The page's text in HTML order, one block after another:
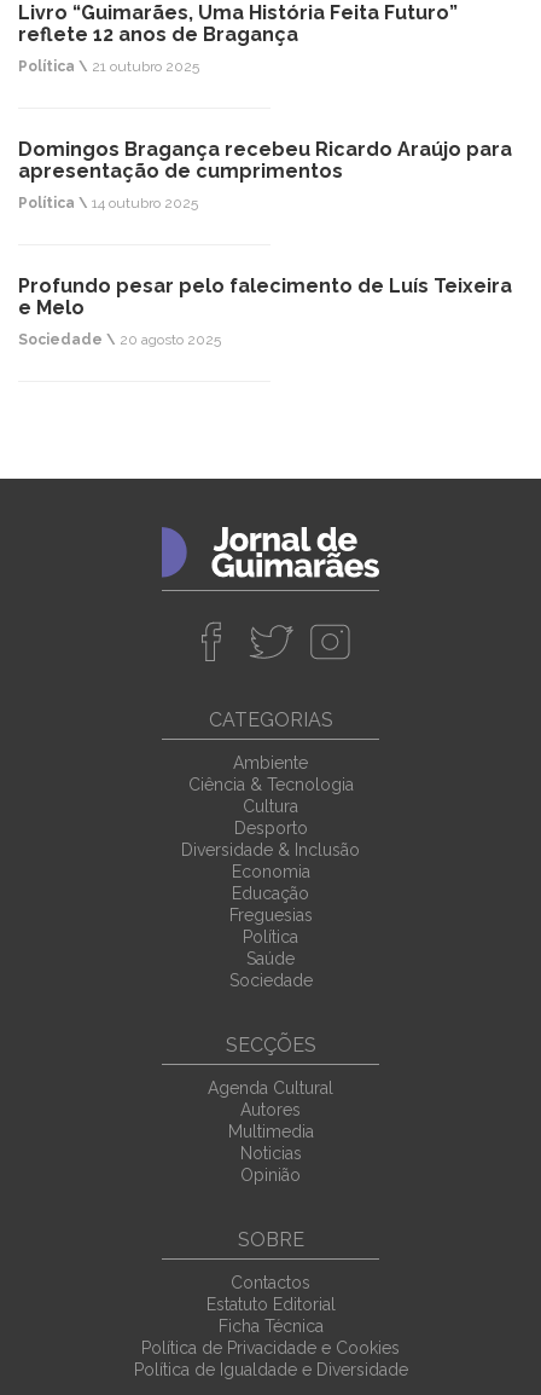
Livro “Guimarães, Uma História Feita Futuro”
reflete 12 anos de Bragança
Política \ 21 outubro 2025
Domingos Bragança recebeu Ricardo Araújo para
apresentação de cumprimentos
Política \ 14 outubro 2025
Profundo pesar pelo falecimento de Luís Teixeira
e Melo
Sociedade \ 20 agosto 2025
CATEGORIAS
Ambiente
Ciência & Tecnologia
Cultura
Desporto
Diversidade & Inclusão
Economia
Educação
Freguesias
Política
Saúde
Sociedade
SECÇÕES
Agenda Cultural
Autores
Multimedia
Noticias
Opinião
SOBRE
Contactos
Estatuto Editorial
Ficha Técnica
Política de Privacidade e Cookies
Política de Igualdade e Diversidade